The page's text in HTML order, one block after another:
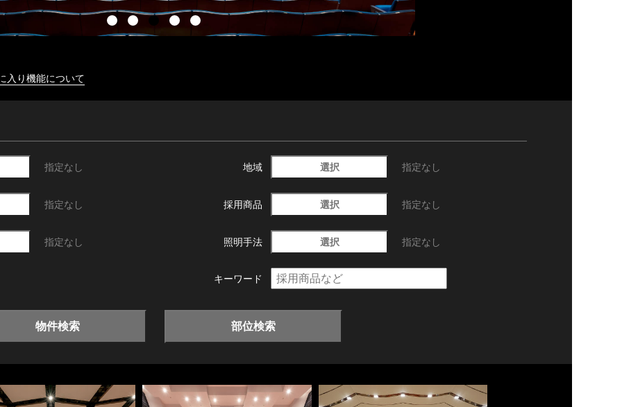
入り機能について
指定なし 地域 選択 指定なし
指定なし 採用商品 選択 指定なし
指定なし 照明手法 選択 指定なし
キーワード
物件検索 部位検索